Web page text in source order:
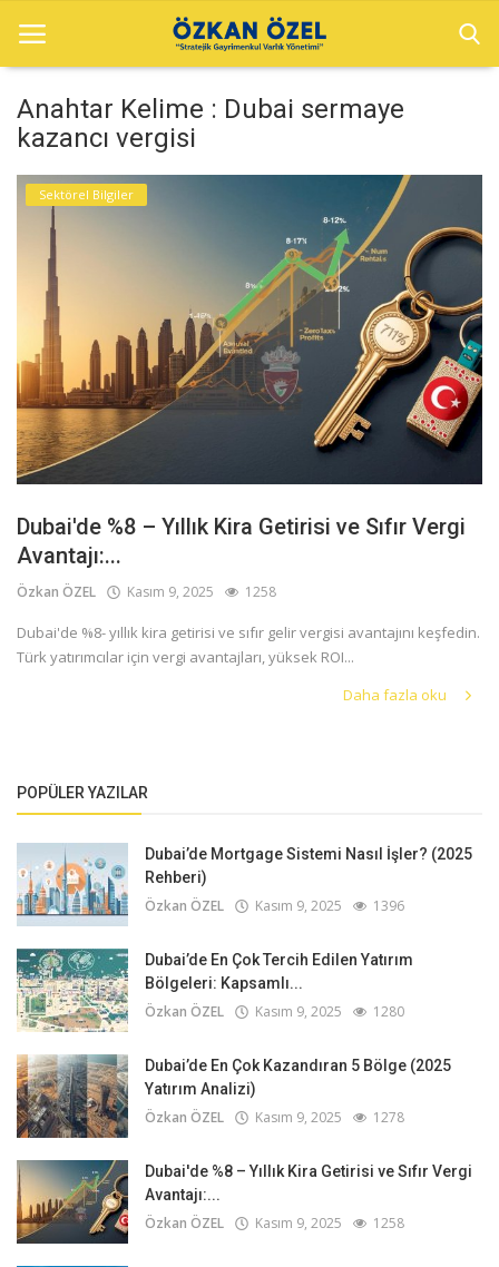
Anasayfa
Sektörel Bilgiler
Dubai Projeler
Galeri
İletişim
Türkçe
Anahtar Kelime : Dubai sermaye
kazancı vergisi
Sektörel Bilgiler
Dubai'de %8 – Yıllık Kira Getirisi ve Sıfır Vergi
Avantajı:...
Özkan ÖZEL Kasım 9, 2025 1258
Dubai'de %8- yıllık kira getirisi ve sıfır gelir vergisi avantajını keşfedin.
Türk yatırımcılar için vergi avantajları, yüksek ROI...
Daha fazla oku
POPÜLER YAZILAR
Dubai’de Mortgage Sistemi Nasıl İşler? (2025
Rehberi)
Özkan ÖZEL Kasım 9, 2025 1396
Dubai’de En Çok Tercih Edilen Yatırım
Bölgeleri: Kapsamlı...
Özkan ÖZEL Kasım 9, 2025 1280
Dubai’de En Çok Kazandıran 5 Bölge (2025
Yatırım Analizi)
Özkan ÖZEL Kasım 9, 2025 1278
Dubai'de %8 – Yıllık Kira Getirisi ve Sıfır Vergi
Avantajı:...
Özkan ÖZEL Kasım 9, 2025 1258